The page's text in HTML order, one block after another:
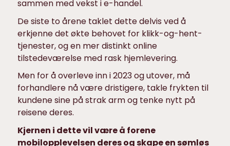
sammen med vekst i e-handel.
De siste to årene taklet dette delvis ved å
erkjenne det økte behovet for klikk-og-hent-
tjenester, og en mer distinkt online
tilstedeværelse med rask hjemlevering.
Men for å overleve inn i 2023 og utover, må
forhandlere nå være dristigere, takle frykten til
kundene sine på strak arm og tenke nytt på
reisene deres.
Kjernen i dette vil være å forene
mobilopplevelsen deres og skape en sømløs